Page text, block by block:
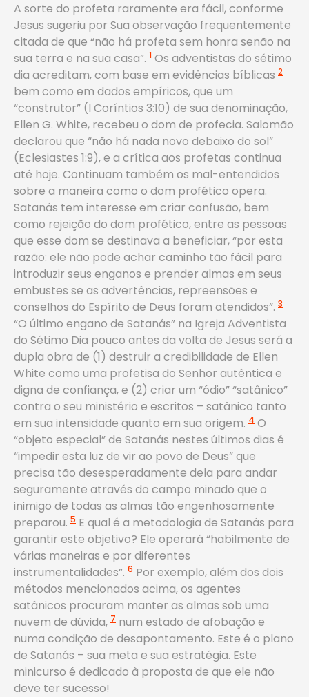
A sorte do profeta raramente era fácil, conforme
Jesus sugeriu por Sua observação frequentemente
citada de que “não há profeta sem honra senão na
sua terra e na sua casa”. 1 Os adventistas do sétimo
dia acreditam, com base em evidências bíblicas 2
bem como em dados empíricos, que um
“construtor” (I Coríntios 3:10) de sua denominação,
Ellen G. White, recebeu o dom de profecia. Salomão
declarou que “não há nada novo debaixo do sol”
(Eclesiastes 1:9), e a crítica aos profetas continua
até hoje. Continuam também os mal-entendidos
sobre a maneira como o dom profético opera.
Satanás tem interesse em criar confusão, bem
como rejeição do dom profético, entre as pessoas
que esse dom se destinava a beneficiar, “por esta
razão: ele não pode achar caminho tão fácil para
introduzir seus enganos e prender almas em seus
embustes se as advertências, repreensões e
conselhos do Espírito de Deus foram atendidos”. 3
“O último engano de Satanás” na Igreja Adventista
do Sétimo Dia pouco antes da volta de Jesus será a
dupla obra de (1) destruir a credibilidade de Ellen
White como uma profetisa do Senhor autêntica e
digna de confiança, e (2) criar um “ódio” “satânico”
contra o seu ministério e escritos – satânico tanto
em sua intensidade quanto em sua origem. 4 O
“objeto especial” de Satanás nestes últimos dias é
“impedir esta luz de vir ao povo de Deus” que
precisa tão desesperadamente dela para andar
seguramente através do campo minado que o
inimigo de todas as almas tão engenhosamente
preparou. 5 E qual é a metodologia de Satanás para
garantir este objetivo? Ele operará “habilmente de
várias maneiras e por diferentes
instrumentalidades”. 6 Por exemplo, além dos dois
métodos mencionados acima, os agentes
satânicos procuram manter as almas sob uma
nuvem de dúvida, 7 num estado de afobação e
numa condição de desapontamento. Este é o plano
de Satanás – sua meta e sua estratégia. Este
minicurso é dedicado à proposta de que ele não
deve ter sucesso!